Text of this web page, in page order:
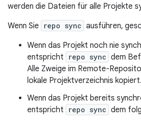
werden die Dateien für alle Projekte
Wenn Sie
repo sync ausführen,
Wenn das Projekt noch nie
entspricht
repo sync dem
Alle Zweige im Remote-
lokale Projektverzeichnis kopiert.
Wenn das Projekt bereits
entspricht
repo sync dem